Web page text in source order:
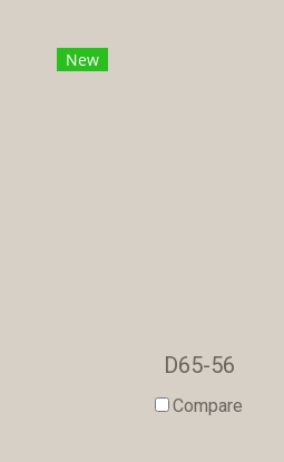
New
D65-56
Compare